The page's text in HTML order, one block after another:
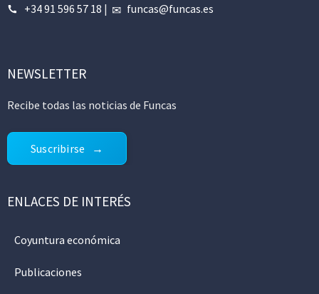
+34 91 596 57 18 | funcas@funcas.es
NEWSLETTER
Recibe todas las noticias de Funcas
Suscribirse
ENLACES DE INTERÉS
Coyuntura económica
Publicaciones